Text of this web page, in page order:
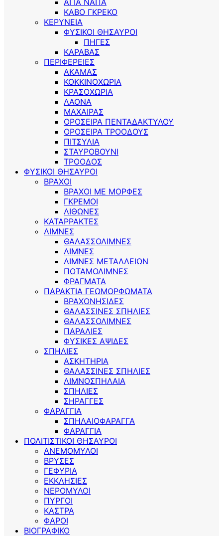
ΑΓΙΑ ΝΑΠΑ
ΚΑΒΟ ΓΚΡΕΚΟ
ΚΕΡΥΝΕΙΑ
ΦΥΣΙΚΟΙ ΘΗΣΑΥΡΟΙ
ΠΗΓΕΣ
ΚΑΡΑΒΑΣ
ΠΕΡΙΦΕΡΕΙΕΣ
ΑΚΑΜΑΣ
ΚΟΚΚΙΝΟΧΩΡΙΑ
ΚΡΑΣΟΧΩΡΙΑ
ΛΑΟΝΑ
ΜΑΧΑΙΡΑΣ
ΟΡΟΣΕΙΡΑ ΠΕΝΤΑΔΑΚΤΥΛΟΥ
ΟΡΟΣΕΙΡΑ ΤΡΟΟΔΟΥΣ
ΠΙΤΣΥΛΙΑ
ΣΤΑΥΡΟΒΟΥΝΙ
ΤΡΟΟΔΟΣ
ΦΥΣΙΚΟΙ ΘΗΣΑΥΡΟΙ
ΒΡΑΧΟΙ
ΒΡΑΧΟΙ ΜΕ ΜΟΡΦΕΣ
ΓΚΡΕΜΟΙ
ΛΙΘΩΝΕΣ
ΚΑΤΑΡΡΑΚΤΕΣ
ΛΙΜΝΕΣ
ΘΑΛΑΣΣΟΛΙΜΝΕΣ
ΛΙΜΝΕΣ
ΛΙΜΝΕΣ ΜΕΤΑΛΛΕΙΩΝ
ΠΟΤΑΜΟΛΙΜΝΕΣ
ΦΡΑΓΜΑΤΑ
ΠΑΡΑΚΤΙΑ ΓΕΩΜΟΡΦΩΜΑΤΑ
ΒΡΑΧΟΝΗΣΙΔΕΣ
ΘΑΛΑΣΣΙΝΕΣ ΣΠΗΛΙΕΣ
ΘΑΛΑΣΣΟΛΙΜΝΕΣ
ΠΑΡΑΛΙΕΣ
ΦΥΣΙΚΕΣ ΑΨΙΔΕΣ
ΣΠΗΛΙΕΣ
ΑΣΚΗΤΗΡΙΑ
ΘΑΛΑΣΣΙΝΕΣ ΣΠΗΛΙΕΣ
ΛΙΜΝΟΣΠΗΛΑΙΑ
ΣΠΗΛΙΕΣ
ΣΗΡΑΓΓΕΣ
ΦΑΡΑΓΓΙΑ
ΣΠΗΛΑΙΟΦΑΡΑΓΓΑ
ΦΑΡΑΓΓΙΑ
ΠΟΛΙΤΙΣΤΙΚΟΙ ΘΗΣΑΥΡΟΙ
ΑΝΕΜΟΜΥΛΟΙ
ΒΡΥΣΕΣ
ΓΕΦΥΡΙΑ
ΕΚΚΛΗΣΙΕΣ
ΝΕΡΟΜΥΛΟΙ
ΠΥΡΓΟΙ
ΚΑΣΤΡΑ
ΦΑΡΟΙ
ΒΙΟΓΡΑΦΙΚΟ